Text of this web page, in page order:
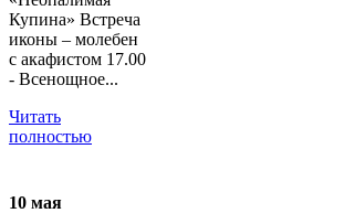
Купина» Встреча
иконы – молебен
с акафистом 17.00
- Всенощное...
Читать
полностью
10 мая